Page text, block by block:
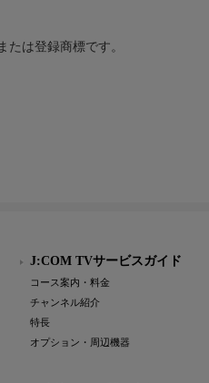
は登録商標です。
J:COM TVサービスガイド
コース案内・料金
チャンネル紹介
特長
オプション・周辺機器